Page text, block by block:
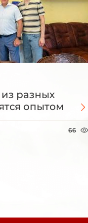
разных
опытом
66